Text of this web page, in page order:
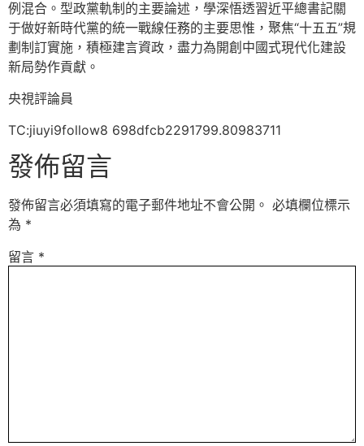
例混合。型政黨軌制的主要論述，學深悟透習近平總書記關
于做好新時代黨的統一戰線任務的主要思惟，聚焦“十五五”規
劃制訂實施，積極建言資政，盡力為開創中國式現代化建設
新局勢作貢獻。
央視評論員
TC:jiuyi9follow8 698dfcb2291799.80983711
發佈留言
發佈留言必須填寫的電子郵件地址不會公開。 必填欄位標示
為 *
留言 *